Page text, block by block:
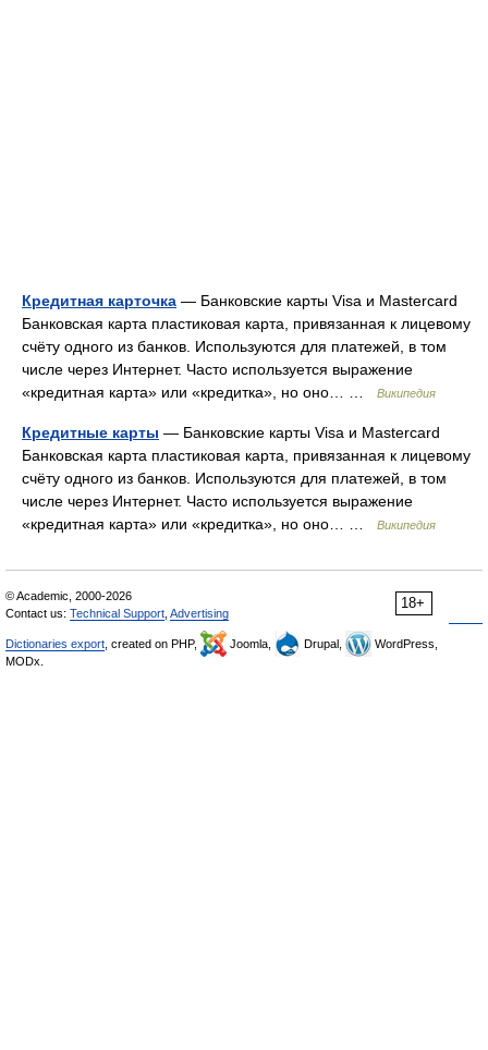
Кредитная карточка — Банковские карты Visa и Mastercard
Банковская карта пластиковая карта, привязанная к лицевому
счёту одного из банков. Используются для платежей, в том
числе через Интернет. Часто используется выражение
«кредитная карта» или «кредитка», но оно… …
Википедия
Кредитные карты — Банковские карты Visa и Mastercard
Банковская карта пластиковая карта, привязанная к лицевому
счёту одного из банков. Используются для платежей, в том
числе через Интернет. Часто используется выражение
«кредитная карта» или «кредитка», но оно… …
Википедия
18+
© Academic, 2000-2026
Contact us: Technical Support Advertising
Dictionaries export , created on PHP, Joomla, Drupal,
WordPress,
MODx.